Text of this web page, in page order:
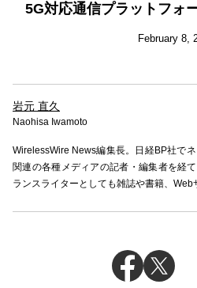
5G対応通信プラットフォ
February 8,
岩元 直久
Naohisa Iwamoto
WirelessWire News編集長。日経BP社で
関連の各種メディアの記者・編集者を経
ランスライターとしても雑誌や書籍、Web